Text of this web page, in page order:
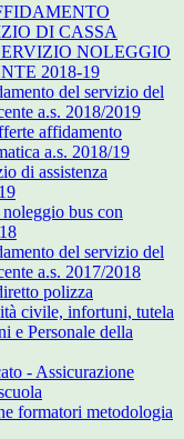
DI CASSA
NOLEGGIO
2018-19
del servizio del
a.s. 2018/2019
affidamento
a.s. 2018/19
di assistenza
bus con
del servizio del
a.s. 2017/2018
polizza
civile, infortuni, tutela
e Personale della
- Assicurazione
formatori metodologia